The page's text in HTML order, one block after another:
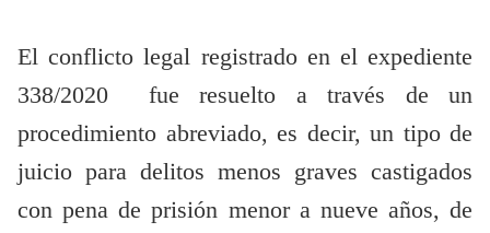
El conflicto legal registrado en el expediente
338/2020 fue resuelto a través de un
procedimiento abreviado, es decir, un tipo de
juicio para delitos menos graves castigados
con pena de prisión menor a nueve años, de